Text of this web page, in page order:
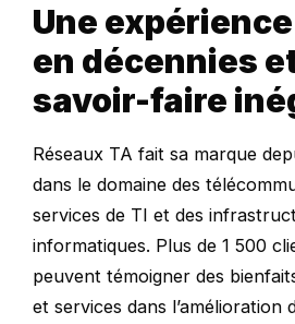
Une
en décennies
savoir-faire
Réseaux TA fait sa marque
dans le domaine des
services de TI et des
informatiques. Plus de 1 500
peuvent témoigner des
et services dans l’amélioration